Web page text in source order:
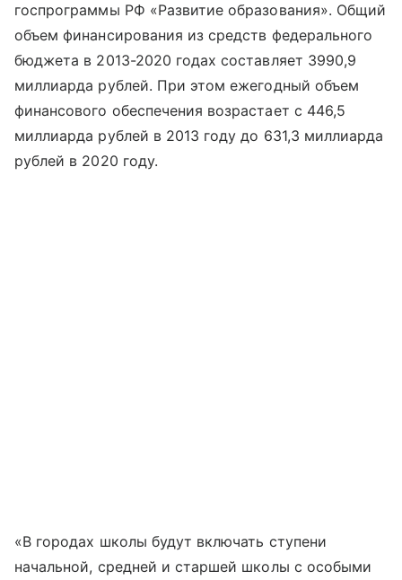
госпрограммы РФ «Развитие образования». Общий
объем финансирования из средств федерального
бюджета в 2013-2020 годах составляет 3990,9
миллиарда рублей. При этом ежегодный объем
финансового обеспечения возрастает с 446,5
миллиарда рублей в 2013 году до 631,3 миллиарда
рублей в 2020 году.
«В городах школы будут включать ступени
начальной, средней и старшей школы с особыми